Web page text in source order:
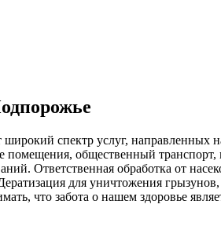
спектр услуг,
помещения, общественный транспорт,
Ответственная обработка от
для уничтожения
что забота о нашем здоровье